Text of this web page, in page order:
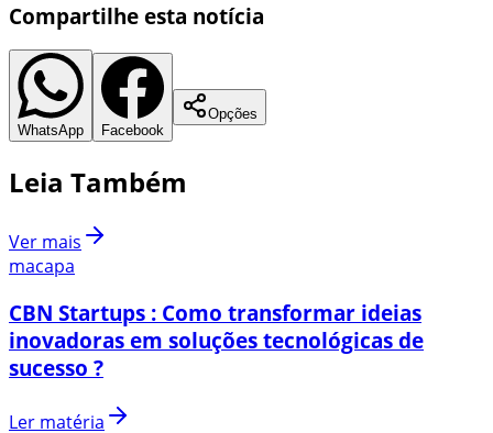
Compartilhe esta notícia
WhatsApp Facebook
Opções
Leia Também
Ver mais
macapa
CBN Startups : Como transformar ideias
inovadoras em soluções tecnológicas de
sucesso ?
Ler matéria